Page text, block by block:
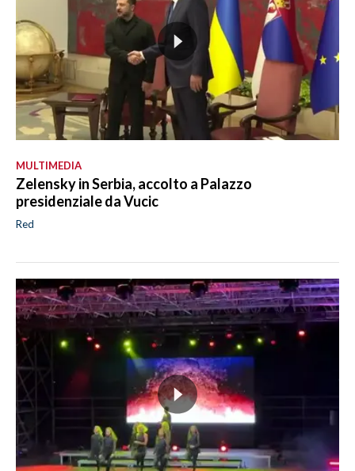
MULTIMEDIA
Zelensky in Serbia, accolto a Palazzo
presidenziale da Vucic
Red